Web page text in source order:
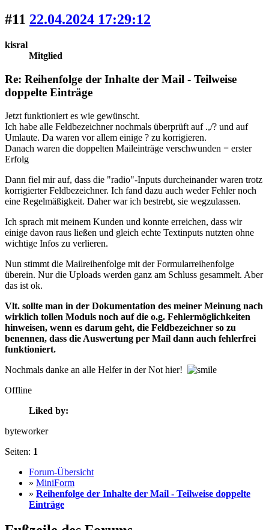
#11 22.04.2024 17:29:12
kisral
Mitglied
Re: Reihenfolge der Inhalte der Mail - Teilweise
doppelte Einträge
Jetzt funktioniert es wie gewünscht.
Ich habe alle Feldbezeichner nochmals überprüft auf .,/? und auf
Umlaute. Da waren vor allem einige ? zu korrigieren.
Danach waren die doppelten Maileinträge verschwunden = erster
Erfolg
Dann fiel mir auf, dass die "radio"-Inputs durcheinander waren trotz
korrigierter Feldbezeichner. Ich fand dazu auch weder Fehler noch
eine Regelmäßigkeit. Daher war ich bestrebt, sie wegzulassen.
Ich sprach mit meinem Kunden und konnte erreichen, dass wir
einige davon raus ließen und gleich echte Textinputs nutzten ohne
wichtige Infos zu verlieren.
Nun stimmt die Mailreihenfolge mit der Formularreihenfolge
überein. Nur die Uploads werden ganz am Schluss gesammelt. Aber
das ist ok.
Vlt. sollte man in der Dokumentation des meiner Meinung nach
wirklich tollen Moduls noch auf die o.g. Fehlermöglichkeiten
hinweisen, wenn es darum geht, die Feldbezeichner so zu
benennen, dass die Auswertung per Mail dann auch fehlerfrei
funktioniert.
Nochmals danke an alle Helfer in der Not hier!
Offline
Liked by:
byteworker
Seiten: 1
Forum-Übersicht
» MiniForm
» Reihenfolge der Inhalte der Mail - Teilweise doppelte
Einträge